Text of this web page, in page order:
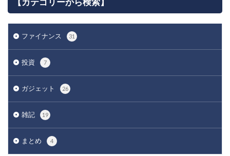
ファイナンス 31
投資 7
ガジェット 26
雑記 19
まとめ 4